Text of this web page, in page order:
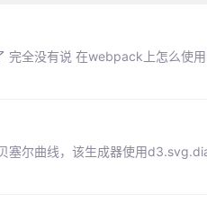
全没有说 在webpack上怎么使
尔曲线，该生成器使用